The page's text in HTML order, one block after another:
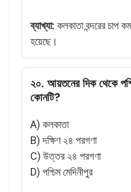
ব্যাখ্যা: কলকাতা বন্দরের চাপ
হয়েছে।
২০. আয়তনের দিক থেকে
কোনটি?
A) কলকাতা
B) দক্ষিণ ২৪ পরগণা
C) উত্তর ২৪ পরগণা
D) পশ্চিম মেদিনীপুর